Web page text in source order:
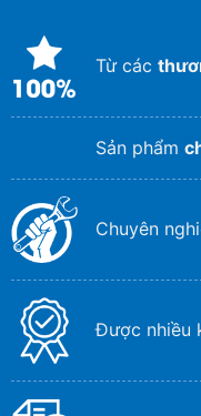
Từ các
Sản phẩm
Chuyên
Được nhiều